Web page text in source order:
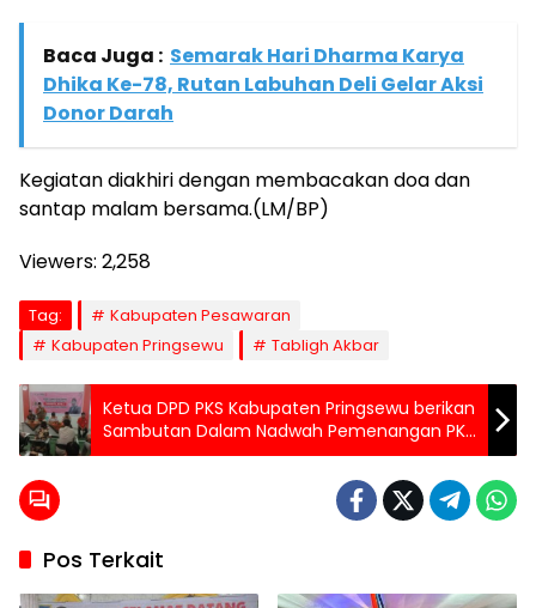
Baca Juga : Semarak Hari Dharma Karya
Dhika Ke-78, Rutan Labuhan Deli Gelar Aksi
Donor Darah
Kegiatan diakhiri dengan membacakan doa dan
santap malam bersama.(LM/BP)
Viewers: 2,258
Tag:
Kabupaten Pesawaran
Kabupaten Pringsewu
Tabligh Akbar
Ketua DPD PKS Kabupaten Pringsewu berikan
Sambutan Dalam Nadwah Pemenangan PKS
Dalam Pemilu dan Pilkada 2024
Pos Terkait